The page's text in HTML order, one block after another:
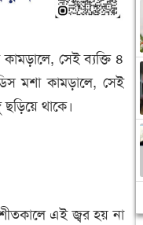
সেই ব্যক্তি ৪
মশা কামড়ালে, সেই
থাকে।
এই জ্বর হয় না